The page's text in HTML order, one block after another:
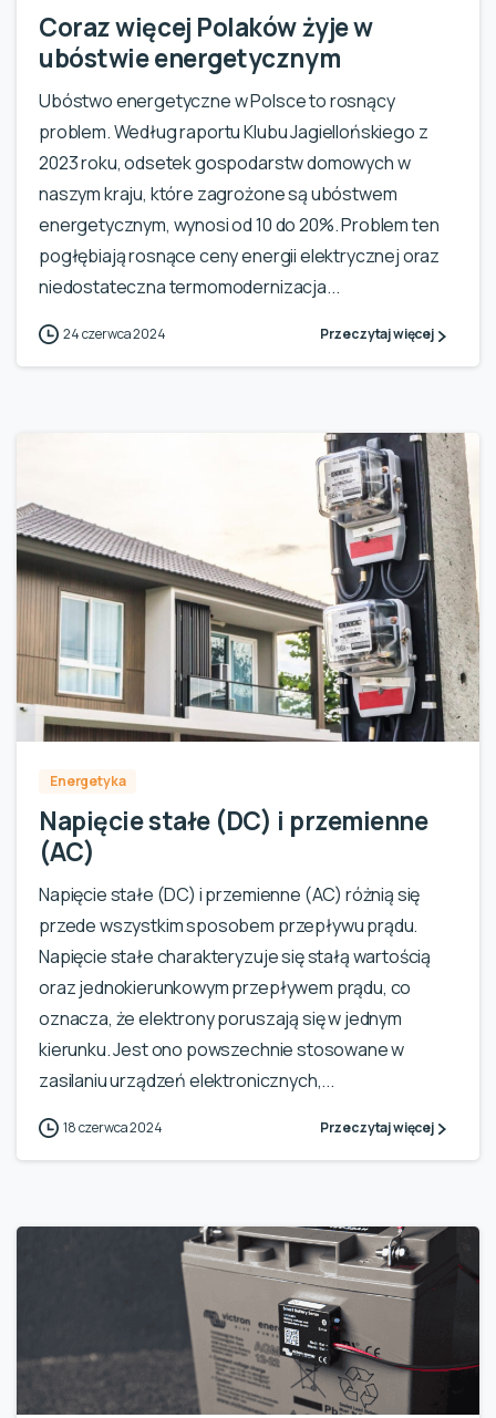
Coraz więcej Polaków żyje w
ubóstwie energetycznym
Ubóstwo energetyczne w Polsce to rosnący
problem. Według raportu Klubu Jagiellońskiego z
2023 roku, odsetek gospodarstw domowych w
naszym kraju, które zagrożone są ubóstwem
energetycznym, wynosi od 10 do 20%. Problem ten
pogłębiają rosnące ceny energii elektrycznej oraz
niedostateczna termomodernizacja...
24 czerwca 2024 Przeczytaj więcej
0
Energetyka
Napięcie stałe (DC) i przemienne
(AC)
Napięcie stałe (DC) i przemienne (AC) różnią się
przede wszystkim sposobem przepływu prądu.
Napięcie stałe charakteryzuje się stałą wartością
oraz jednokierunkowym przepływem prądu, co
oznacza, że elektrony poruszają się w jednym
kierunku. Jest ono powszechnie stosowane w
zasilaniu urządzeń elektronicznych,...
18 czerwca 2024 Przeczytaj więcej
5